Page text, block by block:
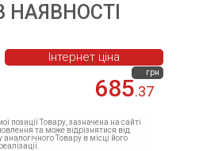
НАЯВНОСТІ
685.37
грн
Інтернет ціна
позиції Товару, зазначена на сайті
та може відрізнятися від
аналогічного Товару в місці його
реалізації.